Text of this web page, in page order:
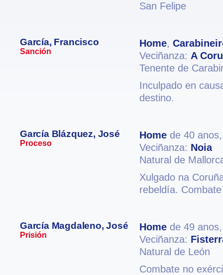
San Felipe
García, Francisco
Sanción
Home,
Veciñanza: A
Tenente de
Inculpado en
destino.
García Blázquez, José
Proceso
Home de 40
Veciñanza: Noia
Natural de
Xulgado na
rebeldía.
García Magdaleno, José
Prisión
Home de 49
Veciñanza:
Natural de León
Combate no